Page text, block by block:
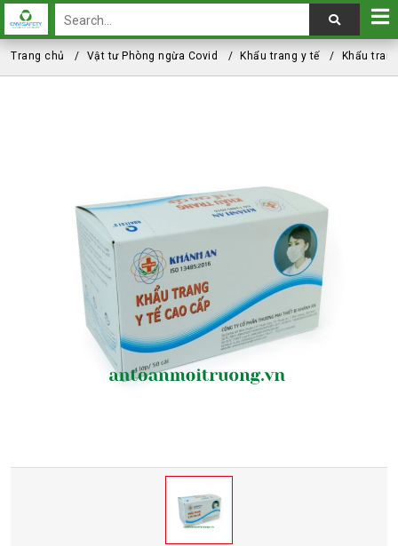
Trang chủ Vật tư Phòng ngừa Covid Khẩu trang y tế Khẩu